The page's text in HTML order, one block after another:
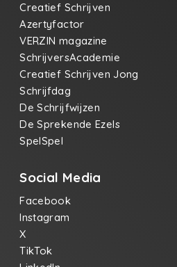
Creatief Schrijven
Azertyfactor
VERZIN magazine
SchrijversAcademie
Creatief Schrijven Jong
Schrijfdag
De Schrijfwijzen
De Sprekende Ezels
SpelSpel
Social Media
Facebook
Instagram
X
TikTok